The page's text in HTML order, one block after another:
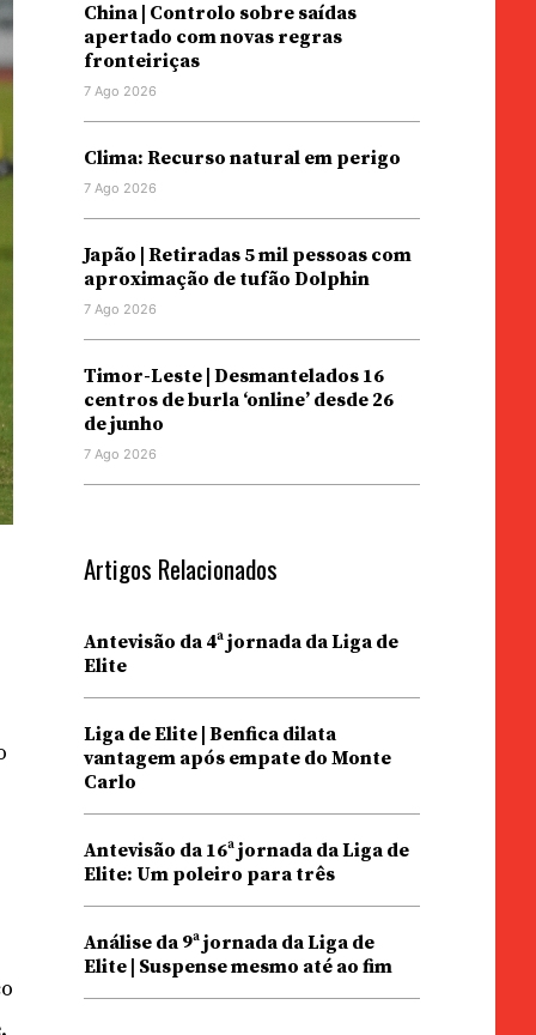
China | Controlo sobre saídas
apertado com novas regras
fronteiriças
7 Ago 2026
Clima: Recurso natural em perigo
7 Ago 2026
Japão | Retiradas 5 mil pessoas com
aproximação de tufão Dolphin
7 Ago 2026
Timor-Leste | Desmantelados 16
centros de burla ‘online’ desde 26
de junho
7 Ago 2026
Artigos Relacionados
Antevisão da 4ª jornada da Liga de
Elite
Liga de Elite | Benfica dilata
vantagem após empate do Monte
Carlo
Antevisão da 16ª jornada da Liga de
Elite: Um poleiro para três
Análise da 9ª jornada da Liga de
Elite | Suspense mesmo até ao fim